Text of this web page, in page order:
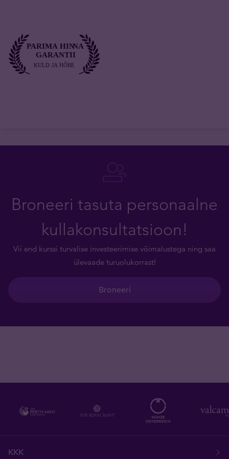
Broneeri tasuta personaalne
kullakonsultatsioon!
Vii end kurssi turvalise investeerimise võimalustega ning saa
ülevaade turuolukorrast!
Broneeri
KKK